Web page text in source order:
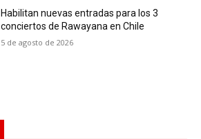
Habilitan nuevas entradas para los 3
conciertos de Rawayana en Chile
5 de agosto de 2026